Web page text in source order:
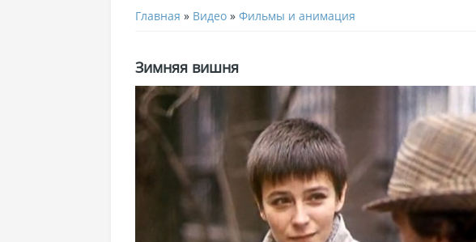
Главная » Видео » Фильмы и анимация
Зимняя вишня